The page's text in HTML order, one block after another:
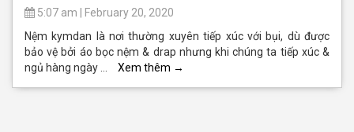
5:07 am
February 20, 2020
Nệm kymdan là nơi thường xuyên tiếp xúc với bụi, dù được
bảo vệ bởi áo bọc nệm & drap nhưng khi chúng ta tiếp xúc &
ngủ hàng ngày …
Xem thêm →